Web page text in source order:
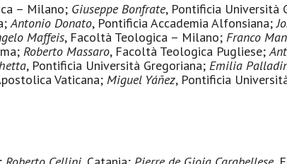
– Milano; Giuseppe Bonfrate, Pontificia Università
Antonio Donato, Pontificia Accademia Alfonsiana;
Maffeis, Facoltà Teologica – Milano; Franco
Roberto Massaro, Facoltà Teologica Pugliese;
, Pontificia Università Gregoriana; Emilia
Vaticana; Miguel Yáñez, Pontificia